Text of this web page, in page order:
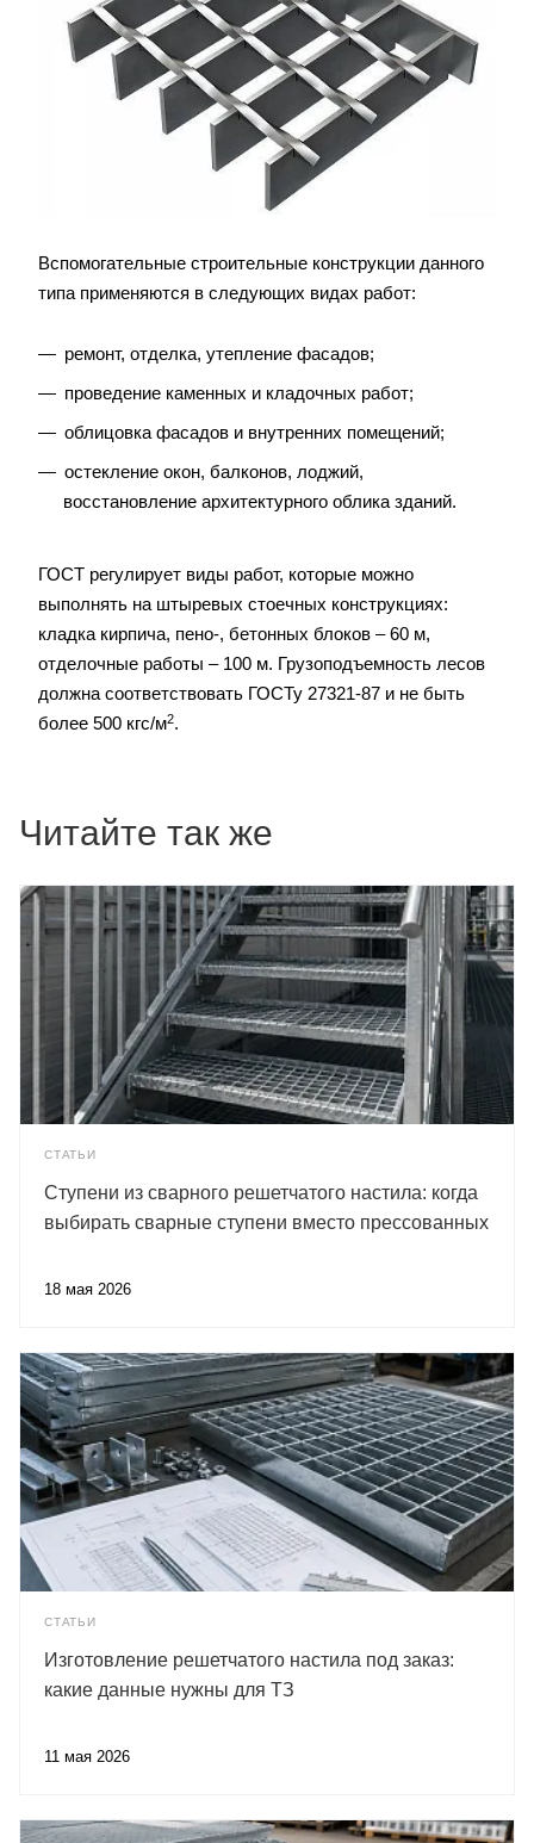
Вспомогательные строительные конструкции данного
типа применяются в следующих видах работ:
ремонт, отделка, утепление фасадов;
проведение каменных и кладочных работ;
облицовка фасадов и внутренних помещений;
остекление окон, балконов, лоджий,
восстановление архитектурного облика зданий.
ГОСТ регулирует виды работ, которые можно
выполнять на штыревых стоечных конструкциях:
кладка кирпича, пено-, бетонных блоков – 60 м,
отделочные работы – 100 м. Грузоподъемность лесов
должна соответствовать ГОСТу 27321-87 и не быть
более 500 кгс/м2.
Читайте так же
СТАТЬИ
Ступени из сварного решетчатого настила: когда
выбирать сварные ступени вместо прессованных
18 мая 2026
СТАТЬИ
Изготовление решетчатого настила под заказ:
какие данные нужны для ТЗ
11 мая 2026